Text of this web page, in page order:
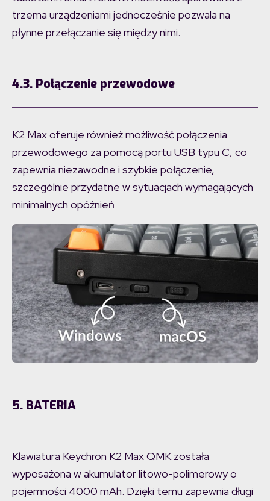
trzema urządzeniami jednocześnie pozwala na
płynne przełączanie się między nimi.
4.3. Połączenie przewodowe
K2 Max oferuje również możliwość połączenia
przewodowego za pomocą portu USB typu C, co
zapewnia niezawodne i szybkie połączenie,
szczególnie przydatne w sytuacjach wymagających
minimalnych opóźnień
5. BATERIA
Klawiatura Keychron K2 Max QMK została
wyposażona w akumulator litowo-polimerowy o
pojemności 4000 mAh. Dzięki temu zapewnia długi